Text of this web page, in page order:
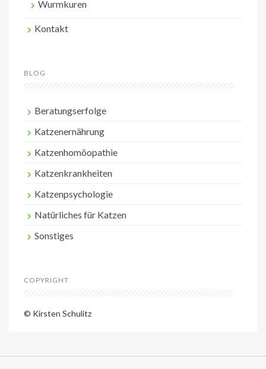
Wurmkuren
Kontakt
BLOG
Beratungserfolge
Katzenernährung
Katzenhomöopathie
Katzenkrankheiten
Katzenpsychologie
Natürliches für Katzen
Sonstiges
COPYRIGHT
© Kirsten Schulitz